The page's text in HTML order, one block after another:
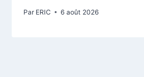
Par ERIC 6 août 2026